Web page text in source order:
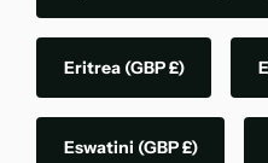
Eritrea (GBP £)
Eswatini (GBP £)